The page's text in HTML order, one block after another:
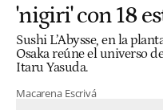
'nigiri' con 18
Sushi L’Abysse, en la
Osaka reúne el universo
Itaru Yasuda.
Macarena Escrivá